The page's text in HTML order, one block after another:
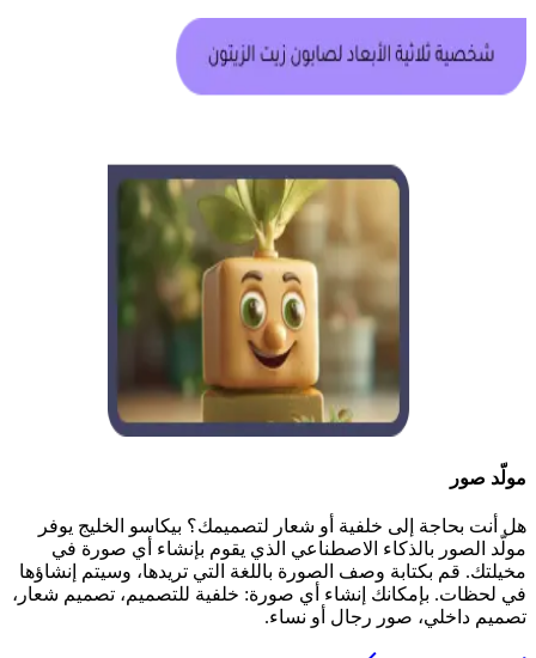
مولّد صور
هل أنت بحاجة إلى خلفية أو شعار لتصميمك؟ بيكاسو الخليج يوفر
مولّد الصور بالذكاء الاصطناعي الذي يقوم بإنشاء أي صورة في
مخيلتك. قم بكتابة وصف الصورة باللغة التي تريدها، وسيتم إنشاؤها
في لحظات. بإمكانك إنشاء أي صورة: خلفية للتصميم، تصميم شعار،
تصميم داخلي، صور رجال أو نساء.